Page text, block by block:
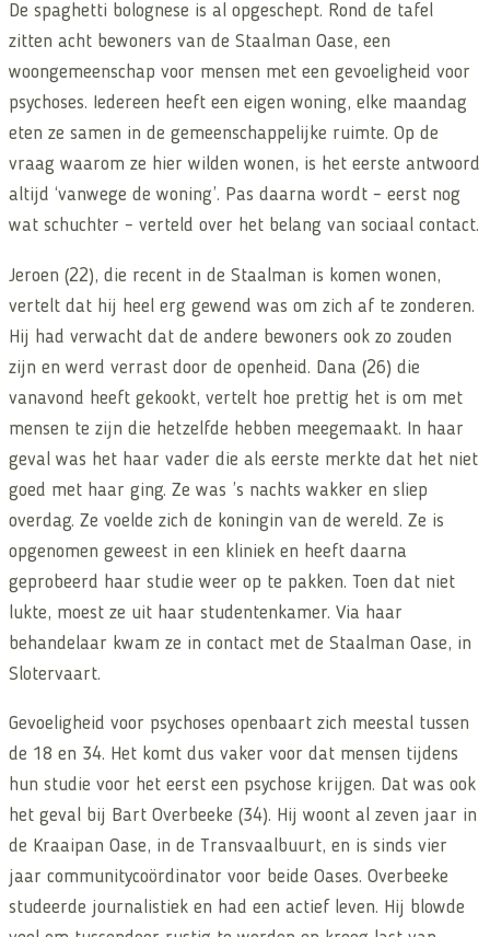
De spaghetti bolognese is al opgeschept. Rond de tafel
zitten acht bewoners van de Staalman Oase, een
woongemeenschap voor mensen met een gevoeligheid voor
psychoses. Iedereen heeft een eigen woning, elke maandag
eten ze samen in de gemeenschappelijke ruimte. Op de
vraag waarom ze hier wilden wonen, is het eerste antwoord
altijd ‘vanwege de woning’. Pas daarna wordt – eerst nog
wat schuchter – verteld over het belang van sociaal contact.
Jeroen (22), die recent in de Staalman is komen wonen,
vertelt dat hij heel erg gewend was om zich af te zonderen.
Hij had verwacht dat de andere bewoners ook zo zouden
zijn en werd verrast door de openheid. Dana (26) die
vanavond heeft gekookt, vertelt hoe prettig het is om met
mensen te zijn die hetzelfde hebben meegemaakt. In haar
geval was het haar vader die als eerste merkte dat het niet
goed met haar ging. Ze was ’s nachts wakker en sliep
overdag. Ze voelde zich de koningin van de wereld. Ze is
opgenomen geweest in een kliniek en heeft daarna
geprobeerd haar studie weer op te pakken. Toen dat niet
lukte, moest ze uit haar studentenkamer. Via haar
behandelaar kwam ze in contact met de Staalman Oase, in
Slotervaart.
Gevoeligheid voor psychoses openbaart zich meestal tussen
de 18 en 34. Het komt dus vaker voor dat mensen tijdens
hun studie voor het eerst een psychose krijgen. Dat was ook
het geval bij Bart Overbeeke (34). Hij woont al zeven jaar in
de Kraaipan Oase, in de Transvaalbuurt, en is sinds vier
jaar communitycoördinator voor beide Oases. Overbeeke
studeerde journalistiek en had een actief leven. Hij blowde